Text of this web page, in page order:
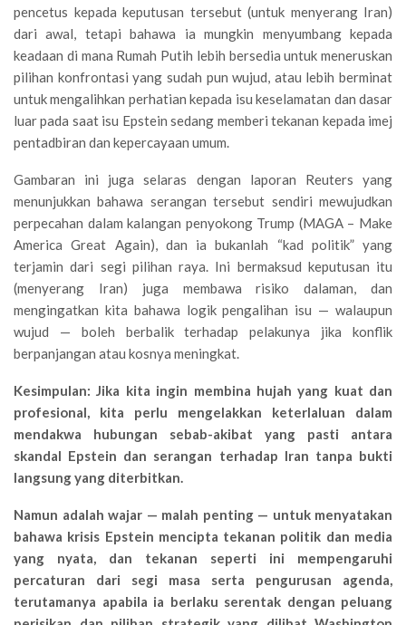
pencetus kepada keputusan tersebut (untuk menyerang Iran)
dari awal, tetapi bahawa ia mungkin menyumbang kepada
keadaan di mana Rumah Putih lebih bersedia untuk meneruskan
pilihan konfrontasi yang sudah pun wujud, atau lebih berminat
untuk mengalihkan perhatian kepada isu keselamatan dan dasar
luar pada saat isu Epstein sedang memberi tekanan kepada imej
pentadbiran dan kepercayaan umum.
Gambaran ini juga selaras dengan laporan Reuters yang
menunjukkan bahawa serangan tersebut sendiri mewujudkan
perpecahan dalam kalangan penyokong Trump (MAGA – Make
America Great Again), dan ia bukanlah “kad politik” yang
terjamin dari segi pilihan raya. Ini bermaksud keputusan itu
(menyerang Iran) juga membawa risiko dalaman, dan
mengingatkan kita bahawa logik pengalihan isu — walaupun
wujud — boleh berbalik terhadap pelakunya jika konflik
berpanjangan atau kosnya meningkat.
Kesimpulan: Jika kita ingin membina hujah yang kuat dan
profesional, kita perlu mengelakkan keterlaluan dalam
mendakwa hubungan sebab-akibat yang pasti antara
skandal Epstein dan serangan terhadap Iran tanpa bukti
langsung yang diterbitkan.
Namun adalah wajar — malah penting — untuk menyatakan
bahawa krisis Epstein mencipta tekanan politik dan media
yang nyata, dan tekanan seperti ini mempengaruhi
percaturan dari segi masa serta pengurusan agenda,
terutamanya apabila ia berlaku serentak dengan peluang